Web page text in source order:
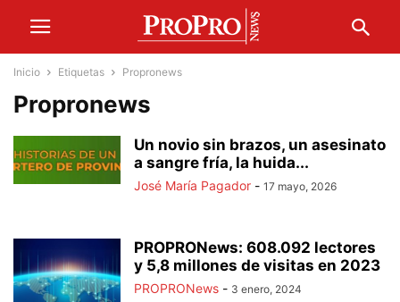
Inicio Etiquetas Propronews
Propronews
Un novio sin brazos, un asesinato
a sangre fría, la huida...
José María Pagador - 17 mayo, 2026
PROPRONews: 608.092 lectores
y 5,8 millones de visitas en 2023
PROPRONews - 3 enero, 2024